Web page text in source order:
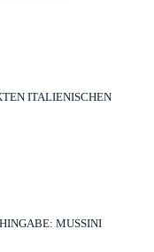
ITALIENISCHEN
MUSSINI